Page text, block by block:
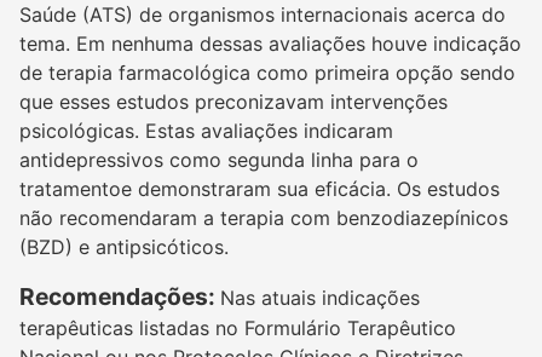
Saúde (ATS) de organismos internacionais acerca do
tema. Em nenhuma dessas avaliações houve indicação
de terapia farmacológica como primeira opção sendo
que esses estudos preconizavam intervenções
psicológicas. Estas avaliações indicaram
antidepressivos como segunda linha para o
tratamentoe demonstraram sua eficácia. Os estudos
não recomendaram a terapia com benzodiazepínicos
(BZD) e antipsicóticos.
Recomendações: Nas atuais indicações
terapêuticas listadas no Formulário Terapêutico